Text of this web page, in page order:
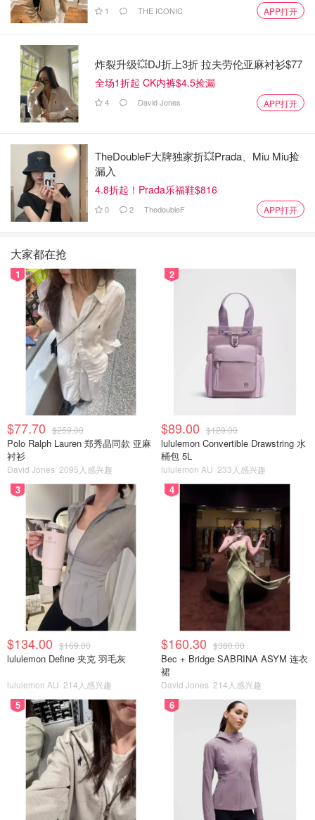
1 THE ICONIC APP打开
炸裂升级💥DJ折上3折 拉夫劳伦亚麻衬衫$77
全场1折起 CK内裤$4.5捡漏
4 David Jones APP打开
TheDoubleF大牌独家折💥Prada、Miu Miu捡
漏入
4.8折起！Prada乐福鞋$816
0 2 ThedoubleF APP打开
大家都在抢
1
$77.70 $259.00
Polo Ralph Lauren 郑秀晶同款 亚麻
衬衫
David Jones 2095人感兴趣
2
$89.00 $129.00
lululemon Convertible Drawstring 水
桶包 5L
lululemon AU 233人感兴趣
3
$134.00 $169.00
lululemon Define 夹克 羽毛灰
lululemon AU 214人感兴趣
4
$160.30 $380.00
Bec + Bridge SABRINA ASYM 连衣
裙
David Jones 214人感兴趣
5 6